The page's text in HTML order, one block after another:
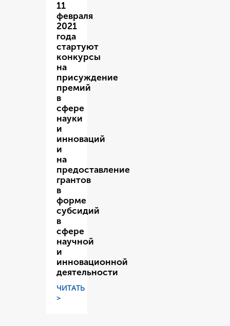
11
февраля
2021
года
стартуют
конкурсы
на
присуждение
премий
в
сфере
науки
и
инноваций
и
на
предоставление
грантов
в
форме
субсидий
в
сфере
научной
и
инновационной
деятельности
ЧИТАТЬ
>